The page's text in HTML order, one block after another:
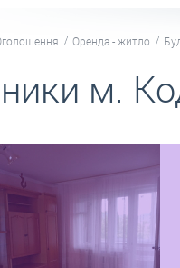
Оренда - житло
м.